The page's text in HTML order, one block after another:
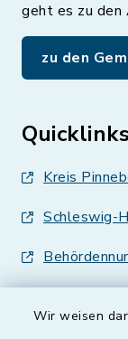
Wir weisen
geht es zu den
zu den
Quicklinks
Kreis
Schleswig-